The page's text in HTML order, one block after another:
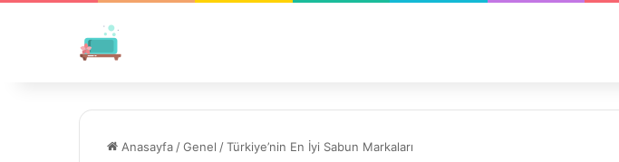
Anasayfa /Genel /Türkiye’nin En İyi Sabun Markaları